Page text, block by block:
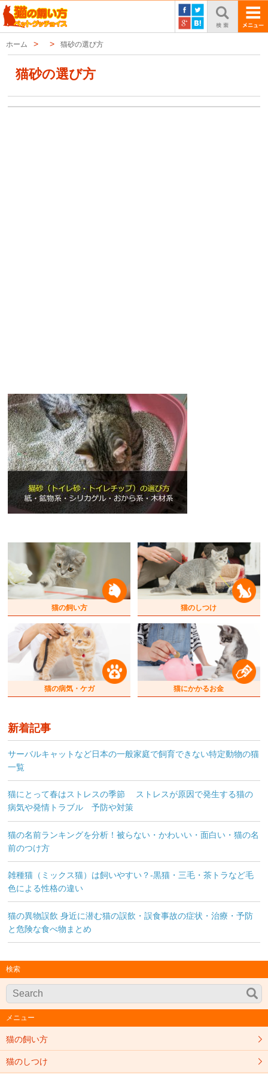
ホーム 猫砂の選び方
猫砂の選び方
猫の飼い方 猫のしつけ
猫の病気・ケガ 猫にかかるお金
新着記事
サーバルキャットなど日本の一般家庭で飼育できない特定動物の猫
一覧
猫にとって春はストレスの季節 ストレスが原因で発生する猫の
病気や発情トラブル 予防や対策
猫の名前ランキングを分析！被らない・かわいい・面白い・猫の名
前のつけ方
雑種猫（ミックス猫）は飼いやすい？-黒猫・三毛・茶トラなど毛
色による性格の違い
猫の異物誤飲 身近に潜む猫の誤飲・誤食事故の症状・治療・予防
と危険な食べ物まとめ
検索
メニュー
猫の飼い方
猫のしつけ